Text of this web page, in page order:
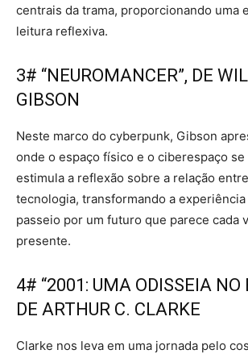
centrais da trama, proporcionando uma
leitura reflexiva.
3# “NEUROMANCER”, DE
GIBSON
Neste marco do cyberpunk, Gibson
onde o espaço físico e o ciberespaço
estimula a reflexão sobre a relação
tecnologia, transformando a
passeio por um futuro que parece cada
presente.
4# “2001: UMA ODISSEIA NO
DE ARTHUR C. CLARKE
Clarke nos leva em uma jornada pelo